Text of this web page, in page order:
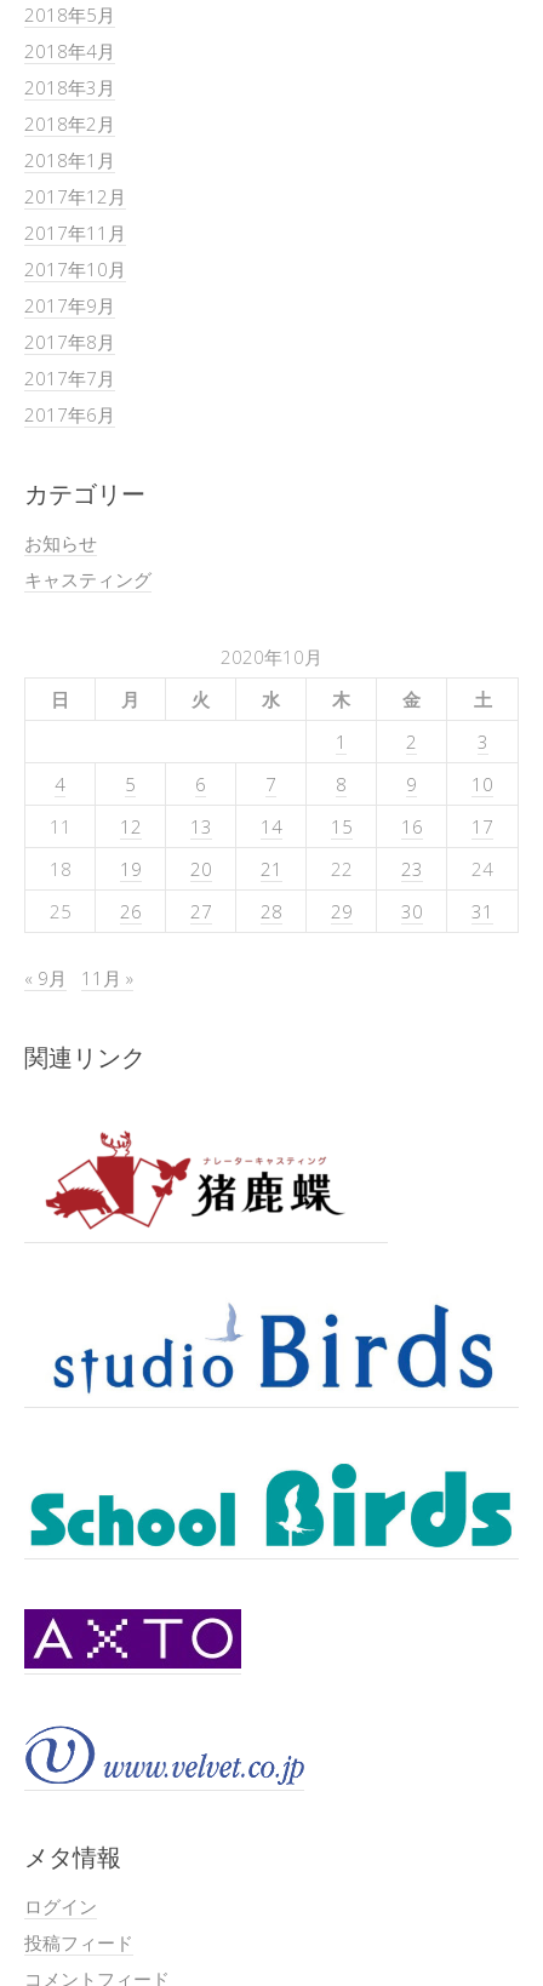
2018年5月
2018年4月
2018年3月
2018年2月
2018年1月
2017年12月
2017年11月
2017年10月
2017年9月
2017年8月
2017年7月
2017年6月
カテゴリー
お知らせ
キャスティング
2020年10月
日
月 火 水 木 金
土
1
2
3
4
5 6 7 8 9
10
11
12 13 14 15 16
17
18
19 20 21 22 23
24
25
26 27 28 29 30 31
« 9月 11月 »
関連リンク
メタ情報
ログイン
投稿フィード
コメントフィード